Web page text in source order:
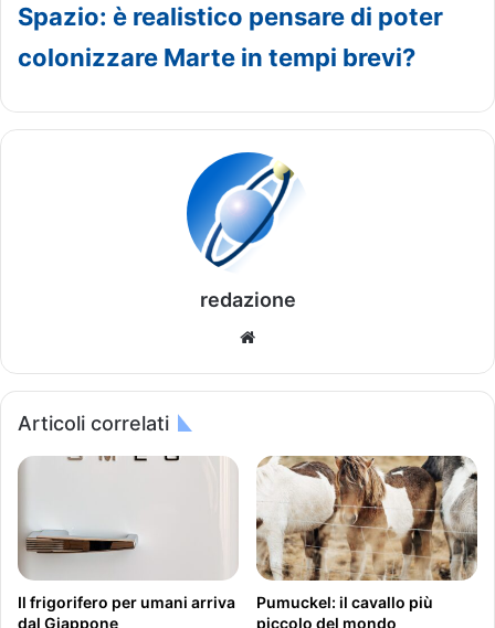
Spazio: è realistico pensare di poter
colonizzare Marte in tempi brevi?
redazione
te
Articoli correlati
Il frigorifero per umani arriva
dal Giappone
Pumuckel: il cavallo più
piccolo del mondo